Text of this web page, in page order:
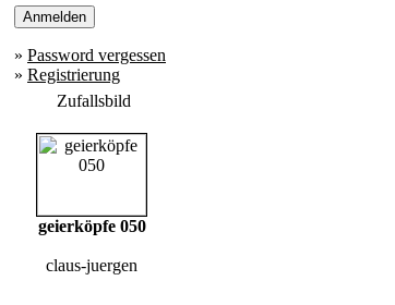
» Password vergessen
» Registrierung
Zufallsbild
geierköpfe 050
claus-juergen